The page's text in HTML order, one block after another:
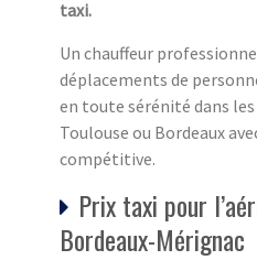
taxi.
Un chauffeur
déplacements de
en toute sérénité dans
Toulouse ou Bordeaux
compétitive.
Prix taxi pour
Bordeaux-Mérignac